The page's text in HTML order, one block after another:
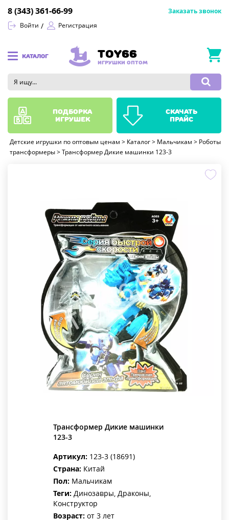
Войти Регистрация
8 (343) 361-66-99 Заказать звонок
КАТАЛОГ TOY66
ИГРУШКИ ОПТОМ
Детские игрушки по оптовым ценам > Каталог > Мальчикам > Роботы
трансформеры > Трансформер Дикие машинки 123-3
Трансформер Дикие машинки
123-3
Артикул: 123-3 (18691)
Страна: Китай
Пол: Мальчикам
Теги: Динозавры, Драконы,
Конструктор
Возраст: от 3 лет
подборка
игрушек
скачать
прайс